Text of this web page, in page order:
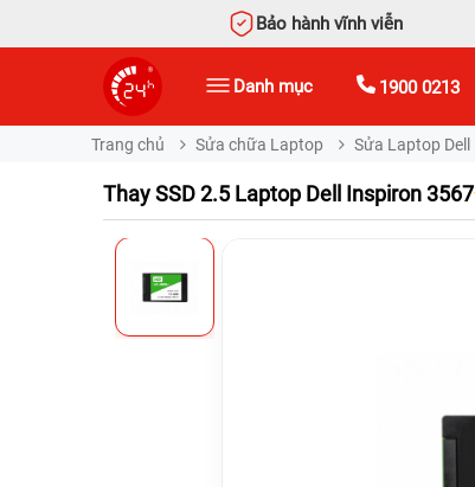
Bảo hành vĩnh viễn
Danh mục 1900 0213
Trang chủ Sửa chữa Laptop Sửa Laptop Dell
Thay SSD 2.5 Laptop Dell Inspiron 3567